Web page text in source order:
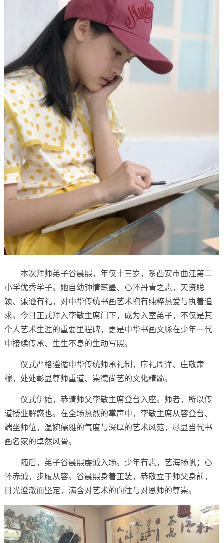
本次拜师弟子谷晨熙，年仅十三岁，系西安市曲江第二
小学优秀学子。她自幼钟情笔墨、心怀丹青之志，天资聪
颖、谦逊有礼，对中华传统书画艺术抱有纯粹热爱与执着追
求。今日正式拜入李敏主席门下，成为入室弟子，不仅是其
个人艺术生涯的重要里程碑，更是中华书画文脉在少年一代
中接续传承、生生不息的生动写照。
仪式严格遵循中华传统师承礼制，序礼周详、庄敬肃
穆，处处彰显尊师重道、崇德尚艺的文化精髓。
仪式伊始，恭请师父李敏主席登台入座。师者，所以传
道授业解惑也。在全场热烈的掌声中，李敏主席从容登台、
端坐师位，温婉儒雅的气度与深厚的艺术风范，尽显当代书
画名家的卓然风骨。
随后，弟子谷晨熙虔诚入场。少年有志，艺海扬帆；心
怀赤诚，步履从容。谷晨熙身着正装，恭敬立于师父身前，
目光澄澈而坚定，满含对艺术的向往与对恩师的尊崇。